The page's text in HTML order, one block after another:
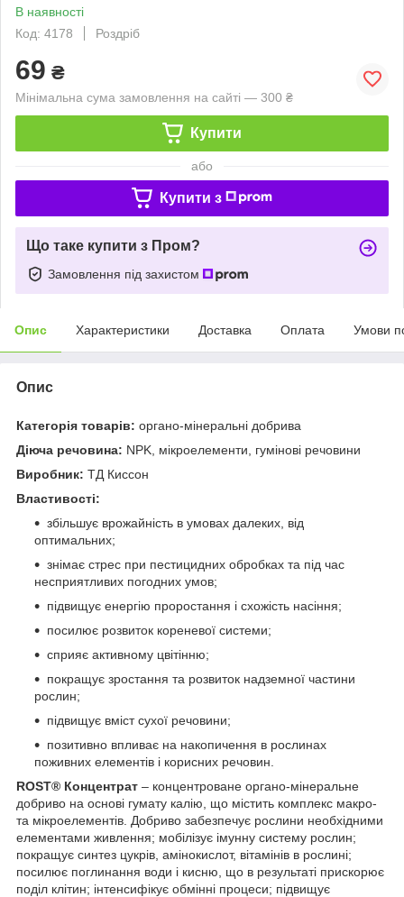
В наявності
Код: 4178
Роздріб
69 ₴
Мінімальна сума замовлення на сайті — 300 ₴
Купити
або
Купити з
Що таке купити з Пром?
Замовлення під захистом
Опис Характеристики Доставка Оплата Умови
Опис
Категорія товарів: органо-мінеральні добрива
Діюча речовина: NPK, мікроелементи, гумінові речовини
Виробник: ТД Киссон
Властивості:
збільшує врожайність в умовах далеких, від
оптимальних;
знімає стрес при пестицидних обробках та під час
несприятливих погодних умов;
підвищує енергію проростання і схожість насіння;
посилює розвиток кореневої системи;
сприяє активному цвітінню;
покращує зростання та розвиток надземної частини
рослин;
підвищує вміст сухої речовини;
позитивно впливає на накопичення в рослинах
поживних елементів і корисних речовин.
ROST® Концентрат – концентроване органо-мінеральне
добриво на основі гумату калію, що містить комплекс макро-
та мікроелементів. Добриво забезпечує рослини необхідними
елементами живлення; мобілізує імунну систему рослин;
покращує синтез цукрів, амінокислот, вітамінів в рослині;
посилює поглинання води і кисню, що в результаті прискорює
поділ клітин; інтенсифікує обмінні процеси; підвищує